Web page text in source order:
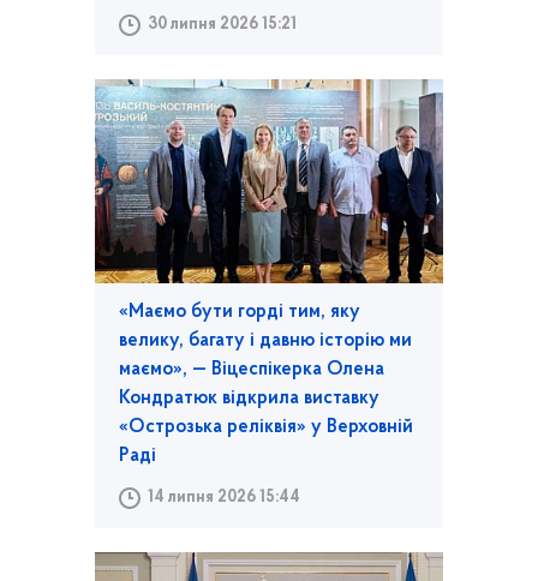
30 липня 2026 15:21
«Маємо бути горді тим, яку
велику, багату і давню історію ми
маємо», — Віцеспікерка Олена
Кондратюк відкрила виставку
«Острозька реліквія» у Верховній
Раді
14 липня 2026 15:44